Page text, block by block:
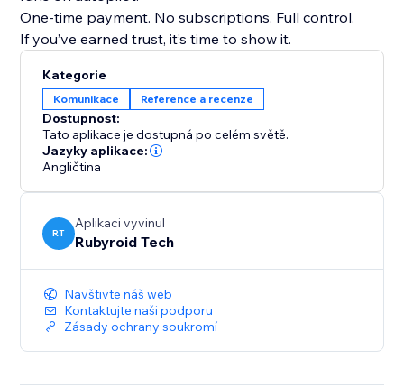
One-time payment. No subscriptions. Full control.
If you’ve earned trust, it’s time to show it.
Kategorie
Komunikace Reference a recenze
Dostupnost:
Tato aplikace je dostupná po celém světě.
Jazyky aplikace:
Angličtina
RT
Aplikaci vyvinul
Rubyroid Tech
Navštivte náš web
Kontaktujte naši podporu
Zásady ochrany soukromí